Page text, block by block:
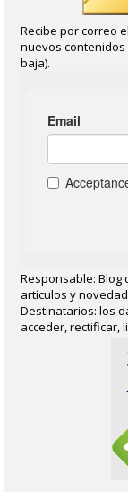
Recibe por correo
nuevos
baja).
Responsable: Blog
artículos y
Destinatarios: los
acceder, rectificar,